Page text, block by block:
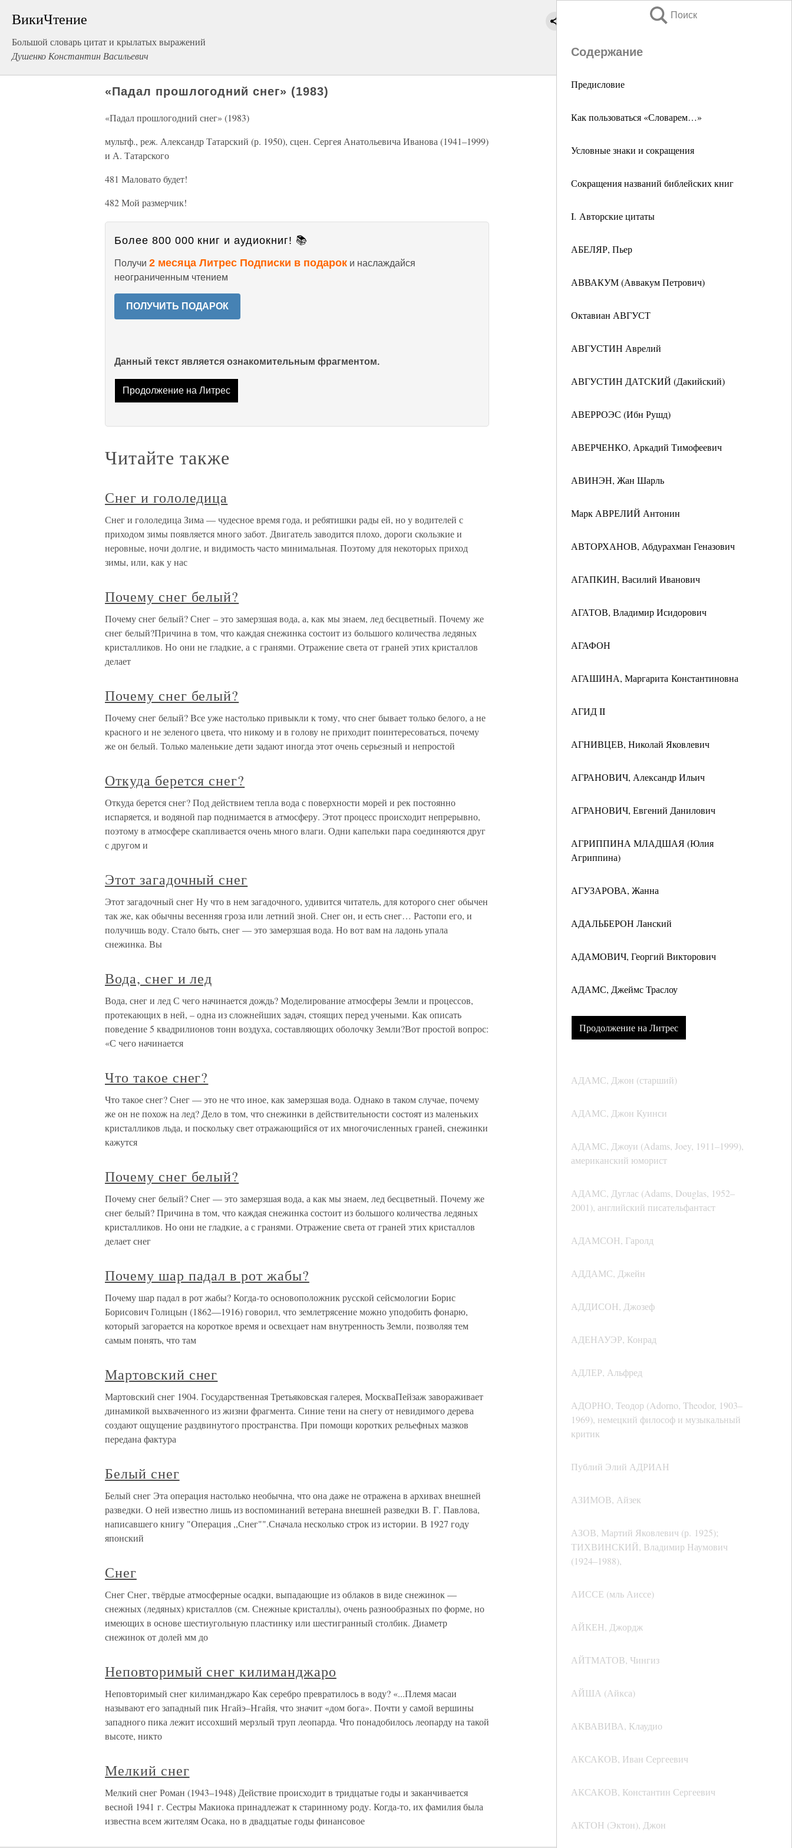
ВикиЧтение
Большой словарь цитат и крылатых выражений
Душенко Константин Васильевич
Поиск
Содержание
Предисловие
Как пользоваться «Словарем…»
Условные знаки и сокращения
Сокращения названий библейских книг
I. Авторские цитаты
АБЕЛЯР, Пьер
АВВАКУМ (Аввакум Петрович)
Октавиан АВГУСТ
АВГУСТИН Аврелий
АВГУСТИН ДАТСКИЙ (Дакийский)
АВЕРРОЭС (Ибн Рушд)
АВЕРЧЕНКО, Аркадий Тимофеевич
АВИНЭН, Жан Шарль
Марк АВРЕЛИЙ Антонин
АВТОРХАНОВ, Абдурахман Геназович
АГАПКИН, Василий Иванович
АГАТОВ, Владимир Исидорович
АГАФОН
АГАШИНА, Маргарита Константиновна
АГИД II
АГНИВЦЕВ, Николай Яковлевич
АГРАНОВИЧ, Александр Ильич
АГРАНОВИЧ, Евгений Данилович
АГРИППИНА МЛАДШАЯ (Юлия
Агриппина)
АГУЗАРОВА, Жанна
АДАЛЬБЕРОН Ланский
АДАМОВИЧ, Георгий Викторович
АДАМС, Джеймс Траслоу
Продолжение на Литрес
АДАМС, Джон (старший)
АДАМС, Джон Куинси
АДАМС, Джоуи (Adams, Joey, 1911–1999),
американский юморист
АДАМС, Дуглас (Adams, Douglas, 1952–
2001), английский писательфантаст
АДАМСОН, Гаролд
АДДАМС, Джейн
АДДИСОН, Джозеф
АДЕНАУЭР, Конрад
АДЛЕР, Альфред
АДОРНО, Теодор (Adorno, Theodor, 1903–
1969), немецкий философ и музыкальный
критик
Публий Элий АДРИАН
АЗИМОВ, Айзек
АЗОВ, Мартий Яковлевич (р. 1925);
ТИХВИНСКИЙ, Владимир Наумович
(1924–1988),
АИССЕ (мль Аиссе)
АЙКЕН, Джордж
АЙТМАТОВ, Чингиз
АЙША (Айкса)
АКВАВИВА, Клаудио
АКСАКОВ, Иван Сергеевич
АКСАКОВ, Константин Сергеевич
АКТОН (Эктон), Джон
«Падал прошлогодний снег» (1983)
«Падал прошлогодний снег» (1983)
мультф., реж. Александр Татарский (р. 1950), сцен. Сергея Анатольевича Иванова (1941–1999)
и А. Татарского
481 Маловато будет!
482 Мой размерчик!
Более 800 000 книг и аудиокниг! 📚
Получи 2 месяца Литрес Подписки в подарок и наслаждайся
неограниченным чтением
ПОЛУЧИТЬ ПОДАРОК
Данный текст является ознакомительным фрагментом.
Продолжение на Литрес
Читайте также
Снег и гололедица
Снег и гололедица Зима — чудесное время года, и ребятишки рады ей, но у водителей с
приходом зимы появляется много забот. Двигатель заводится плохо, дороги скользкие и
неровные, ночи долгие, и видимость часто минимальная. Поэтому для некоторых приход
зимы, или, как у нас
Почему снег белый?
Почему снег белый? Снег – это замерзшая вода, а, как мы знаем, лед бесцветный. Почему же
снег белый?Причина в том, что каждая снежинка состоит из большого количества ледяных
кристалликов. Но они не гладкие, а с гранями. Отражение света от граней этих кристаллов
делает
Почему снег белый?
Почему снег белый? Все уже настолько привыкли к тому, что снег бывает только белого, а не
красного и не зеленого цвета, что никому и в голову не приходит поинтересоваться, почему
же он белый. Только маленькие дети задают иногда этот очень серьезный и непростой
Откуда берется снег?
Откуда берется снег? Под действием тепла вода с поверхности морей и рек постоянно
испаряется, и водяной пар поднимается в атмосферу. Этот процесс происходит непрерывно,
поэтому в атмосфере скапливается очень много влаги. Одни капельки пара соединяются друг
с другом и
Этот загадочный снег
Этот загадочный снег Ну что в нем загадочного, удивится читатель, для которого снег обычен
так же, как обычны весенняя гроза или летний зной. Снег он, и есть снег… Растопи его, и
получишь воду. Стало быть, снег — это замерзшая вода. Но вот вам на ладонь упала
снежинка. Вы
Вода, снег и лед
Вода, снег и лед С чего начинается дождь? Моделирование атмосферы Земли и процессов,
протекающих в ней, – одна из сложнейших задач, стоящих перед учеными. Как описать
поведение 5 квадрилионов тонн воздуха, составляющих оболочку Земли?Вот простой вопрос:
«С чего начинается
Что такое снег?
Что такое снег? Снег — это не что иное, как замерзшая вода. Однако в таком случае, почему
же он не похож на лед? Дело в том, что снежинки в действительности состоят из маленьких
кристалликов льда, и поскольку свет отражающийся от их многочисленных граней, снежинки
кажутся
Почему снег белый?
Почему снег белый? Снег — это замерзшая вода, а как мы знаем, лед бесцветный. Почему же
снег белый? Причина в том, что каждая снежинка состоит из большого количества ледяных
кристалликов. Но они не гладкие, а с гранями. Отражение света от граней этих кристаллов
делает снег
Почему шар падал в рот жабы?
Почему шар падал в рот жабы? Когда-то основоположник русской сейсмологии Борис
Борисович Голицын (1862—1916) говорил, что землетрясение можно уподобить фонарю,
который загорается на короткое время и освехцает нам внутренность Земли, позволяя тем
самым понять, что там
Мартовский снег
Мартовский снег 1904. Государственная Третьяковская галерея, МоскваПейзаж завораживает
динамикой выхваченного из жизни фрагмента. Синие тени на снегу от невидимого дерева
создают ощущение раздвинутого пространства. При помощи коротких рельефных мазков
передана фактура
Белый снег
Белый снег Эта операция настолько необычна, что она даже не отражена в архивах внешней
разведки. О ней известно лишь из воспоминаний ветерана внешней разведки В. Г. Павлова,
написавшего книгу "Операция ,,Снег"".Сначала несколько строк из истории. В 1927 году
японский
Снег
Снег Снег, твёрдые атмосферные осадки, выпадающие из облаков в виде снежинок —
снежных (ледяных) кристаллов (см. Снежные кристаллы), очень разнообразных по форме, но
имеющих в основе шестиугольную пластинку или шестигранный столбик. Диаметр
снежинок от долей мм до
Неповторимый снег килиманджаро
Неповторимый снег килиманджаро Как серебро превратилось в воду? «...Племя масаи
называют его западный пик Нгайэ–Нгайя, что значит «дом бога». Почти у самой вершины
западного пика лежит иссохший мерзлый труп леопарда. Что понадобилось леопарду на такой
высоте, никто
Мелкий снег
Мелкий снег Роман (1943–1948) Действие происходит в тридцатые годы и заканчивается
весной 1941 г. Сестры Макиока принадлежат к старинному роду. Когда-то, их фамилия была
известна всем жителям Осака, но в двадцатые годы финансовое